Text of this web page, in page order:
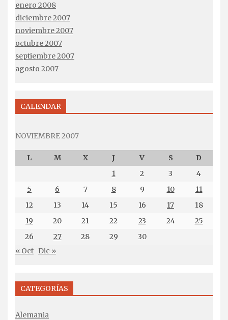
enero 2008
diciembre 2007
noviembre 2007
octubre 2007
septiembre 2007
agosto 2007
CALENDAR
NOVIEMBRE 2007
L M X J V S
D
1
2 3
4
5
6 7 8 9 10
11
12
13 14 15 16 17
18
19
20 21 22 23 24
25
26
27 28 29
30
« Oct Dic »
CATEGORÍAS
Alemania